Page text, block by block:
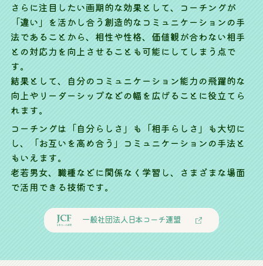
さらに注目したい画期的な効果として、コーチングが
「違い」を活かし合う創造的なコミュニケーションの手
法であることから、 相性や性格、価値観が合わない相手
との対応力を向上させることも可能にしてしまう点で
す。
結果として、自分のコミュニケーション能力の飛躍的な
向上やリーダーシップなどの幅を広げることに役立てら
れます。
コーチングは「自分らしさ」も「相手らしさ」も大切に
し、「お互いを高め合う」コミュニケーションの手法と
もいえます。
老若男女、職種などに関係なく学習し、さまざまな場面
で活用できる技術です。
一般社団法人日本コーチ連盟